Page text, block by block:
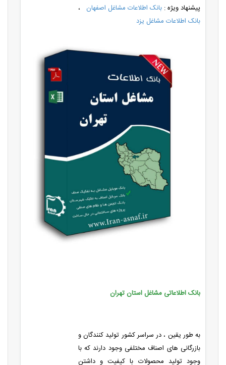
پیشنهاد ویژه :بانک اطلاعات مشاغل اصفهان ،
بانک اطلاعات مشاغل یزد
بانک اطلاعاتی مشاغل استان تهران
به طور یقین ، در سراسر کشور تولید کنندگان و
بازرگانی های اصناف مختلفی وجود دارند که با
وجود تولید محصولات با کیفیت و داشتن